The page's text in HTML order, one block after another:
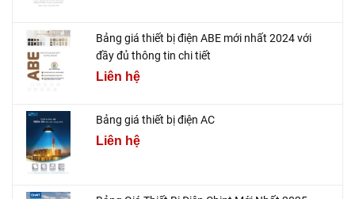
Bảng giá thiết bị điện ABE mới nhất 2024 với
đầy đủ thông tin chi tiết
Liên hệ
Bảng giá thiết bị điện AC
Liên hệ